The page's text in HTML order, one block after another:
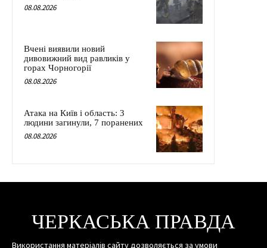
08.08.2026
Вчені виявили новий
дивовижний вид равликів у
горах Чорногорії
08.08.2026
Атака на Київ і область: 3
людини загинули, 7 поранених
08.08.2026
ЧЕРКАСЬКА ПРАВДА
Використання матеріалів сайту дозволяється за умови